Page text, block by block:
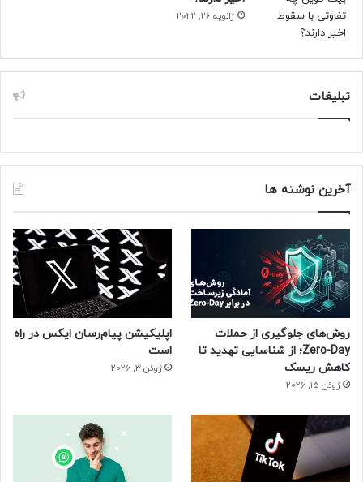
ژانویه 26, 2022
تبلیغات
آخرین نوشته ها
روش‌های جلوگیری از حملات
Zero-Day؛ از شناسایی تهدید تا
کاهش ریسک
ژوئن 15, 2026
اپلیکیشن پیام‌رسان ایکس در راه
است
ژوئن 3, 2026